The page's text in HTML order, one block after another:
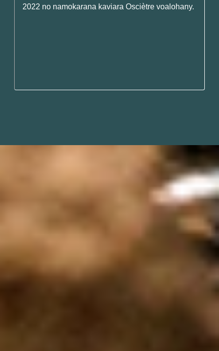
2022 no namokarana kaviara Osciètre voalohany.